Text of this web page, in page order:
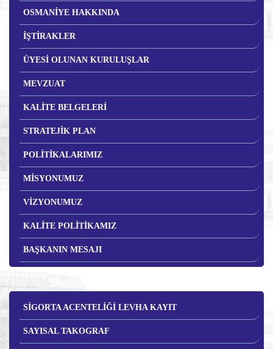
OSMANİYE HAKKINDA
İŞTİRAKLER
ÜYESİ OLUNAN KURULUŞLAR
MEVZUAT
KALİTE BELGELERİ
STRATEJİK PLAN
POLİTİKALARIMIZ
MİSYONUMUZ
VİZYONUMUZ
KALİTE POLİTİKAMIZ
BAŞKANIN MESAJI
SİGORTA ACENTELİĞİ LEVHA KAYIT
SAYISAL TAKOGRAF